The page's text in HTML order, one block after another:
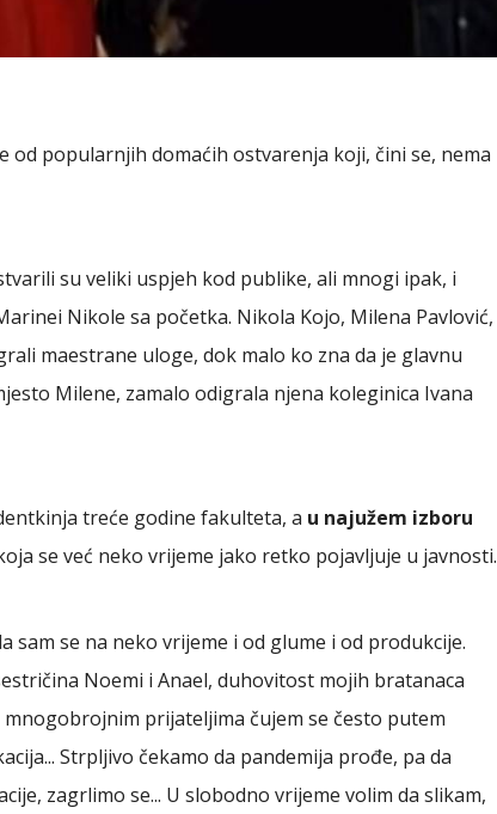
od popularnjih domaćih ostvarenja koji, čini se, nema
su veliki uspjeh kod publike, ali mnogi ipak, i
i Nikole sa početka. Nikola Kojo, Milena Pavlović,
maestrane uloge, dok malo ko zna da je glavnu
Milene, zamalo odigrala njena koleginica Ivana
treće godine fakulteta, a u najužem izboru
se već neko vrijeme jako retko pojavljuje u javnosti.
sam se na neko vrijeme i od glume i od produkcije.
Noemi i Anael, duhovitost mojih bratanaca
mnogobrojnim prijateljima čujem se često putem
Strpljivo čekamo da pandemija prođe, pa da
zagrlimo se... U slobodno vrijeme volim da slikam,